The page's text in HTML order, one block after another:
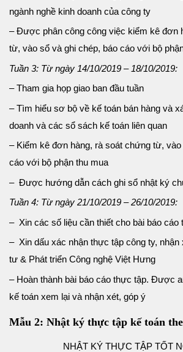
ngành nghề kinh doanh của công ty
– Được phân công công việc kiểm kê đơn
từ, vào sổ và ghi chép, báo cáo với bộ
Tuần 3: Từ ngày 14/10/2019 – 18/10/2019:
– Tham gia họp giao ban đầu tuần
– Tìm hiểu sơ bộ về kế toán bán hàng và
doanh và các sổ sách kế toán liên quan
– Kiểm kê đơn hàng, rà soát chứng từ,
cáo với bộ phận thu mua
– Được hướng dẫn cách ghi sổ nhật ký
Tuần 4: Từ ngày 21/10/2019 – 26/10/2019:
– Xin các số liệu cần thiết cho bài báo cáo
– Xin dấu xác nhận thực tập công ty,
tư & Phát triển Công nghệ Việt Hưng
– Hoàn thành bài báo cáo thực tập. Được
kế toán xem lại và nhận xét, góp ý
Mẫu 2: Nhật ký thực tập kế toán
NHẬT KÝ THỰC TẬP TỐT